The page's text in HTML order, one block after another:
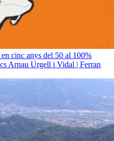
cinc anys del 50 al 100%
Arnau Urgell i Vidal | Ferran